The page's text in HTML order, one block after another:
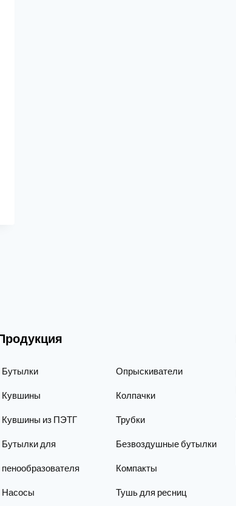
Бутылки
Кувшины
Кувшины из ПЭТГ
Бутылки для
пенообразователя
Насосы
Опрыскиватели
Колпачки
Трубки
Безвоздушные бутылки
Компакты
Тушь для ресниц